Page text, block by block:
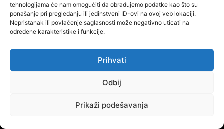
tehnologijama će nam omogućiti da obrađujemo podatke kao što su
ponašanje pri pregledanju ili jedinstveni ID-ovi na ovoj veb lokaciji.
Nepristanak ili povlačenje saglasnosti može negativno uticati na
određene karakteristike i funkcije.
Prihvati
Odbij
Prikaži podešavanja